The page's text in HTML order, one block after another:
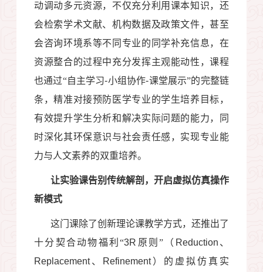
动调动多元资源，不仅充分利用课本知识，还
会检索学术文献、机构数据及政策文件，甚至
会咨询环境系等不同专业的同学补充信息，在
资源整合的过程中充分发挥主观能动性，课程
也通过“自主学习-小组协作-课堂展示”的完整链
条，精准对接预防医学专业的学生培养目标，
有效提升学生分析和解决实际问题的能力，同
时深化其环保意识与社会责任感，实现专业能
力与人文素养的双重培养。
让实验课告别传统解剖，开启虚拟仿真操作
新模式
这门课除了创新理论课教学方式，还推出了
十分契合动物福利“3R 原则”（ Reduction 、
Replacement、 Refinement）的虚拟仿真实